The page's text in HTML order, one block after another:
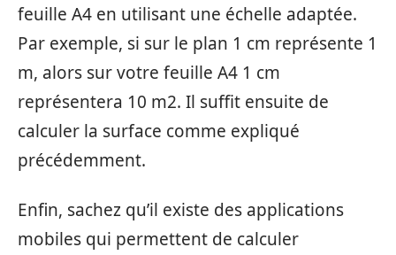
feuille A4 en utilisant une échelle adaptée.
Par exemple, si sur le plan 1 cm représente 1
m, alors sur votre feuille A4 1 cm
représentera 10 m2. Il suffit ensuite de
calculer la surface comme expliqué
précédemment.
Enfin, sachez qu’il existe des applications
mobiles qui permettent de calculer